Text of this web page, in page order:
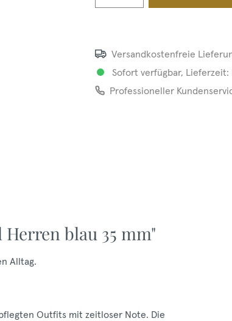
Versandkostenfreie
Sofort verfügbar,
Professioneller
blau 35 mm"
Alltag.
Outfits mit zeitloser Note. Die